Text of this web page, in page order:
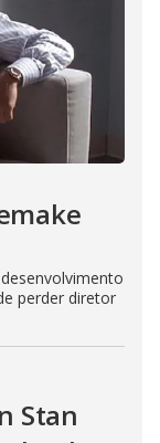
perder diretor
Stan